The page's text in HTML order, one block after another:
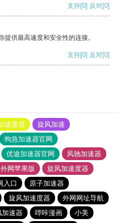
支持[0] 反对[0]
供最高速度和安全性的连接。
支持[0] 反对[0]
速度器
旋风加速
狗急加速器官网
优途加速器官网
风驰加速器
网苹果版
旋风加速度器
入口
原子加速器
旋风加速度器
外网网址导航
加速器 哔咔漫画
小美